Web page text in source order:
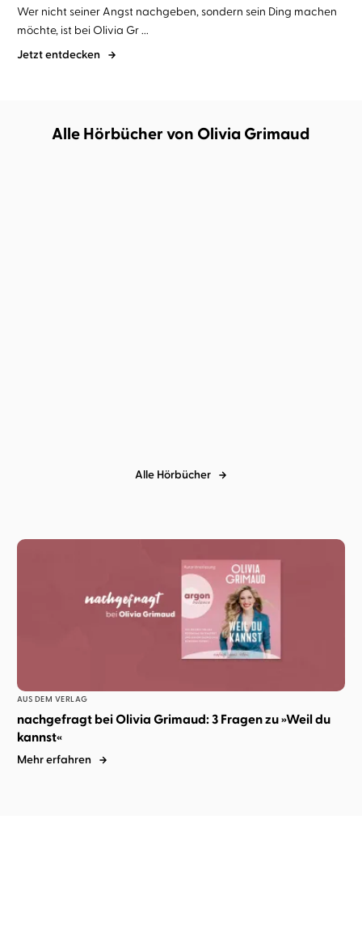
Wer nicht seiner Angst nachgeben, sondern sein Ding machen
möchte, ist bei Olivia Gr ...
Jetzt entdecken
Alle Hörbücher von Olivia Grimaud
Alle Hörbücher
AUS DEM VERLAG
nachgefragt bei Olivia Grimaud: 3 Fragen zu »Weil du
kannst«
Mehr erfahren